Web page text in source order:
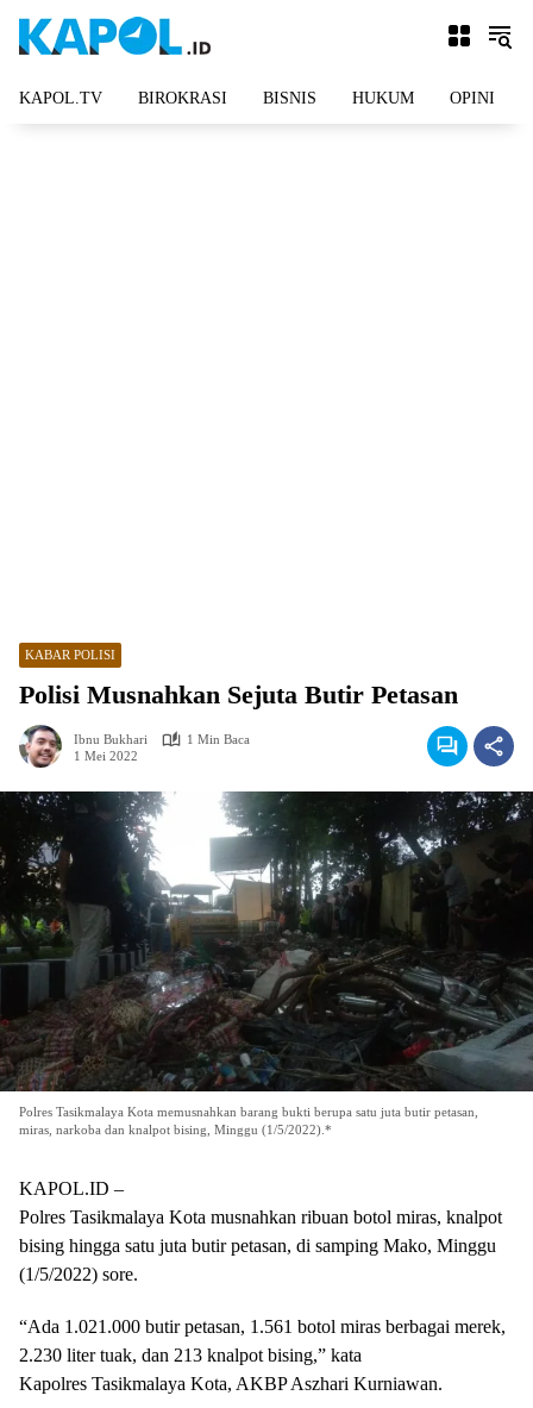
KAPOL.TV BIROKRASI BISNIS HUKUM OPINI
KABAR POLISI
Polisi Musnahkan Sejuta Butir Petasan
Ibnu Bukhari
1 Min Baca
1 Mei 2022
Polres Tasikmalaya Kota memusnahkan barang bukti berupa satu juta butir petasan,
miras, narkoba dan knalpot bising, Minggu (1/5/2022).*
KAPOL.ID –
Polres Tasikmalaya Kota musnahkan ribuan botol miras, knalpot
bising hingga satu juta butir petasan, di samping Mako, Minggu
(1/5/2022) sore.
“Ada 1.021.000 butir petasan, 1.561 botol miras berbagai merek,
2.230 liter tuak, dan 213 knalpot bising,” kata
Kapolres Tasikmalaya Kota, AKBP Aszhari Kurniawan.